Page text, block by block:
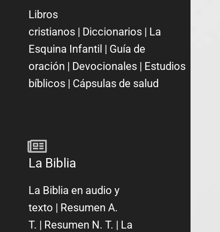
Libros
cristianos | Diccionarios | La
Esquina Infantil | Guía de
oración | Devocionales | Estudios
bíblicos | Cápsulas de salud
La Biblia
La Biblia en audio y
texto
Resumen A.
T.
Resumen N. T.
La